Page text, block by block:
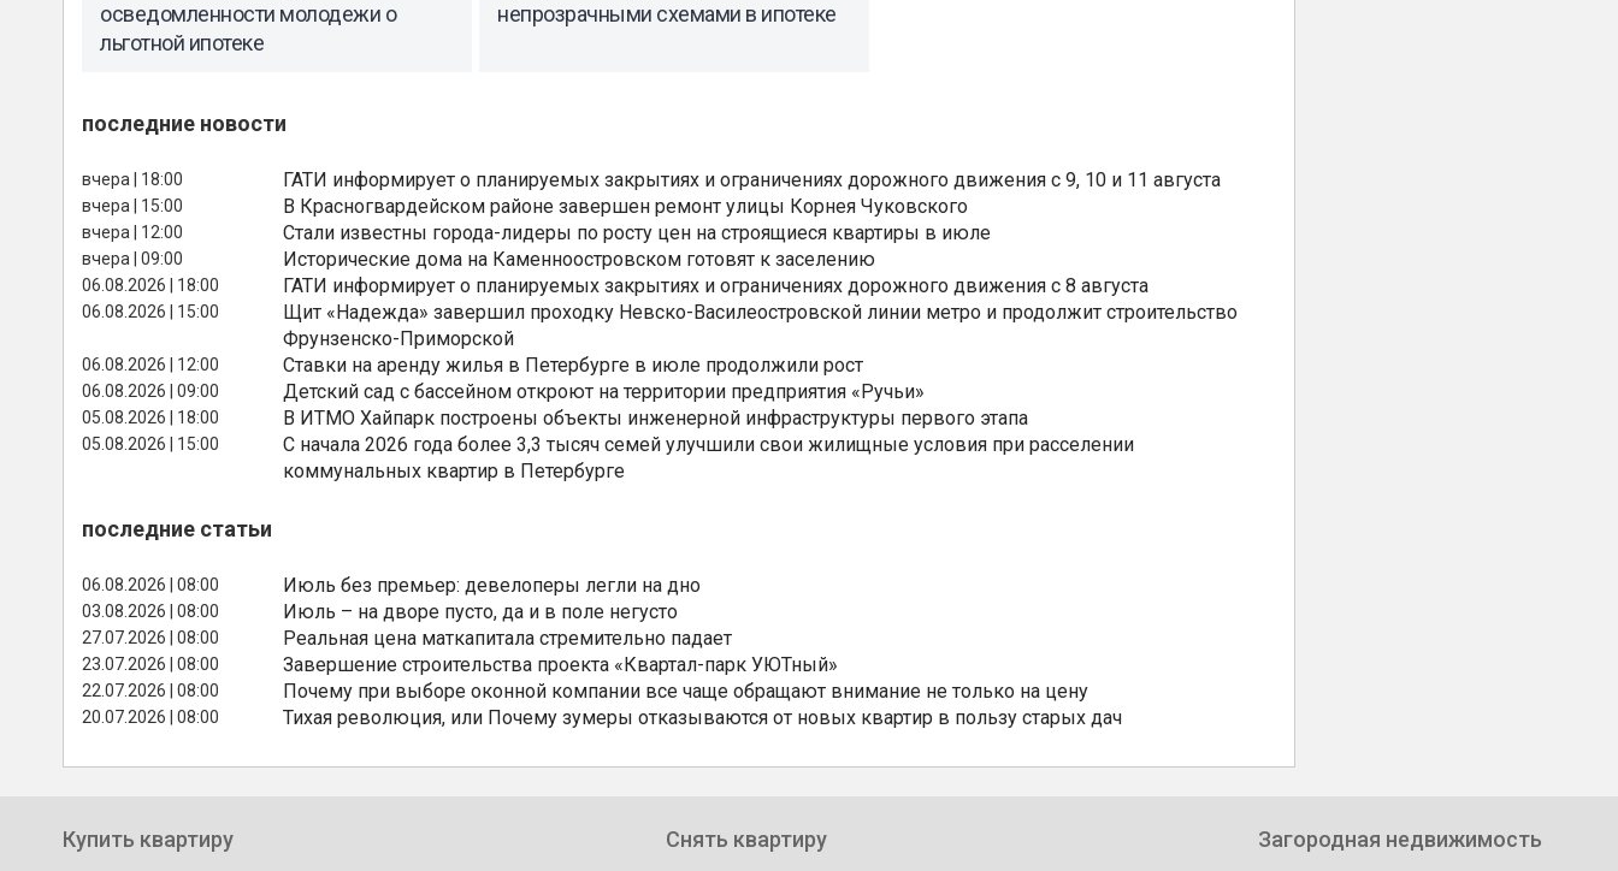
осведомленности молодежи о
льготной ипотеке
непрозрачными схемами в ипотеке
последние новости
вчера | 18:00 ГАТИ информирует о планируемых закрытиях и ограничениях дорожного движения с 9, 10 и 11 августа
вчера | 15:00 В Красногвардейском районе завершен ремонт улицы Корнея Чуковского
вчера | 12:00 Стали известны города-лидеры по росту цен на строящиеся квартиры в июле
вчера | 09:00 Исторические дома на Каменноостровском готовят к заселению
06.08.2026 | 18:00 ГАТИ информирует о планируемых закрытиях и ограничениях дорожного движения с 8 августа
06.08.2026 | 15:00
Щит «Надежда» завершил проходку Невско-Василеостровской линии метро и продолжит строительство
Фрунзенско-Приморской
06.08.2026 | 12:00 Ставки на аренду жилья в Петербурге в июле продолжили рост
06.08.2026 | 09:00 Детский сад с бассейном откроют на территории предприятия «Ручьи»
05.08.2026 | 18:00 В ИТМО Хайпарк построены объекты инженерной инфраструктуры первого этапа
05.08.2026 | 15:00
С начала 2026 года более 3,3 тысяч семей улучшили свои жилищные условия при расселении
коммунальных квартир в Петербурге
последние статьи
06.08.2026 | 08:00 Июль без премьер: девелоперы легли на дно
03.08.2026 | 08:00 Июль – на дворе пусто, да и в поле негусто
27.07.2026 | 08:00 Реальная цена маткапитала стремительно падает
23.07.2026 | 08:00 Завершение строительства проекта «Квартал-парк УЮТный»
22.07.2026 | 08:00 Почему при выборе оконной компании все чаще обращают внимание не только на цену
20.07.2026 | 08:00 Тихая революция, или Почему зумеры отказываются от новых квартир в пользу старых дач
Купить квартиру Снять квартиру Загородная недвижимость